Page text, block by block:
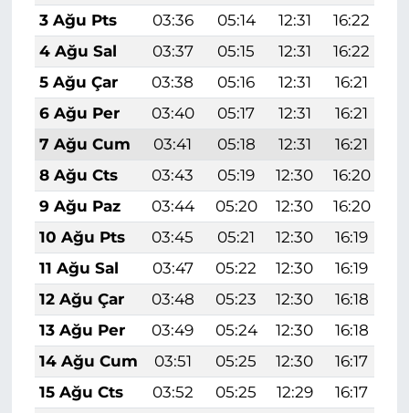
3 Ağu Pts
03:36 05:14 12:31 16:22
4 Ağu Sal
03:37 05:15 12:31 16:22
5 Ağu Çar
03:38 05:16 12:31 16:21
6 Ağu Per
03:40 05:17 12:31 16:21
7 Ağu Cum
03:41 05:18 12:31 16:21
8 Ağu Cts
03:43 05:19 12:30 16:20
9 Ağu Paz
03:44 05:20 12:30 16:20
10 Ağu Pts
03:45 05:21 12:30 16:19
11 Ağu Sal
03:47 05:22 12:30 16:19
12 Ağu Çar
03:48 05:23 12:30 16:18
13 Ağu Per
03:49 05:24 12:30 16:18
14 Ağu Cum
03:51 05:25 12:30 16:17
15 Ağu Cts
03:52 05:25 12:29 16:17